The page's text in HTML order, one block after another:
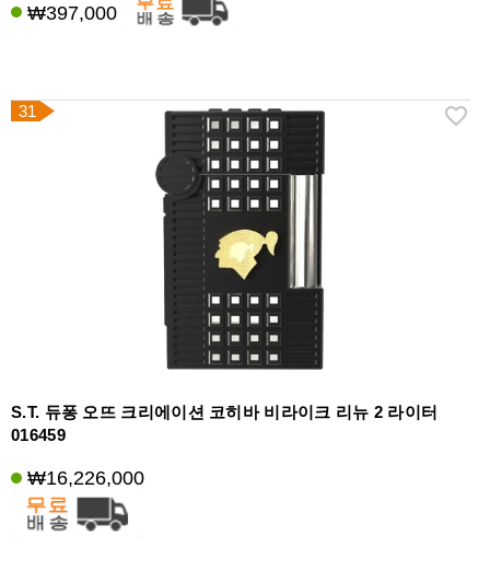
₩397,000
31
S.T. 듀퐁 오뜨 크리에이션 코히바 비라이크 리뉴 2 라이터
016459
₩16,226,000